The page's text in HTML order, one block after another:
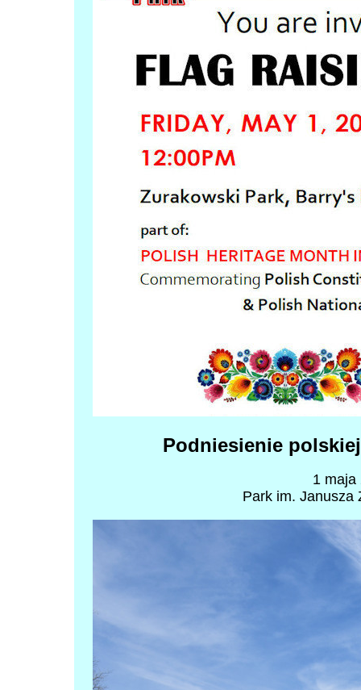
Podniesienie
1 maja
Park im. Janusza